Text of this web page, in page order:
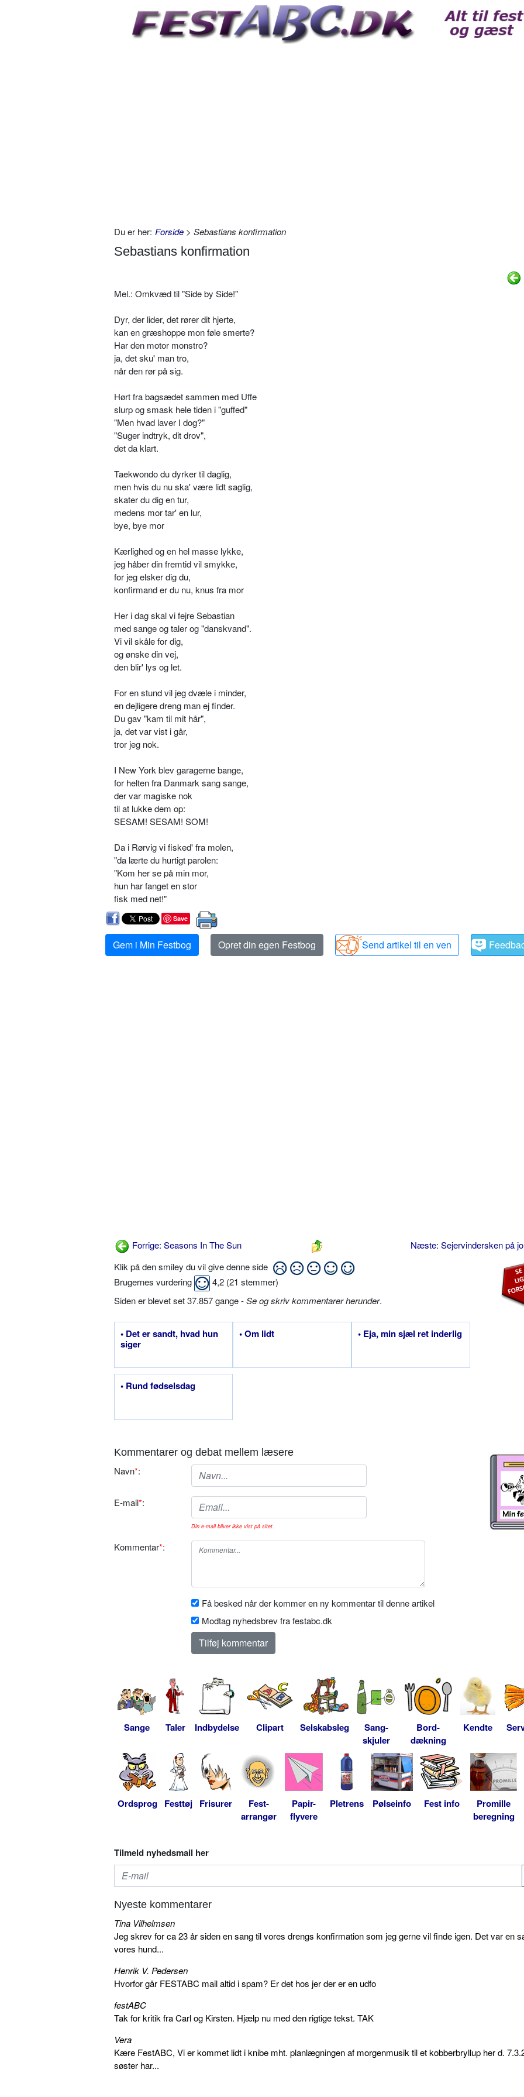
Du er her: Forside > Sebastians konfirmation
Sebastians konfirmation
Mel.: Omkvæd til "Side by Side!"
Dyr, der lider, det rører dit hjerte,
kan en græshoppe mon føle smerte?
Har den motor monstro?
ja, det sku' man tro,
når den rør på sig.
Hørt fra bagsædet sammen med Uffe
slurp og smask hele tiden i "guffed"
"Men hvad laver I dog?"
"Suger indtryk, dit drov",
det da klart.
Taekwondo du dyrker til daglig,
men hvis du nu ska' være lidt saglig,
skater du dig en tur,
medens mor tar' en lur,
bye, bye mor
Kærlighed og en hel masse lykke,
jeg håber din fremtid vil smykke,
for jeg elsker dig du,
konfirmand er du nu, knus fra mor
Her i dag skal vi fejre Sebastian
med sange og taler og "danskvand".
Vi vil skåle for dig,
og ønske din vej,
den blir' lys og let.
For en stund vil jeg dvæle i minder,
en dejligere dreng man ej finder.
Du gav "kam til mit hår",
ja, det var vist i går,
tror jeg nok.
I New York blev garagerne bange,
for helten fra Danmark sang sange,
der var magiske nok
til at lukke dem op:
SESAM! SESAM! SOM!
Da i Rørvig vi fisked' fra molen,
"da lærte du hurtigt parolen:
"Kom her se på min mor,
hun har fanget en stor
fisk med net!"
Save
Gem i Min Festbog Opret din egen Festbog Send artikel til en ven
Forrige: Seasons In The Sun
Næste: Sejervindersken på
Klik på den smiley du vil give denne side
Brugernes vurdering
4,2 (21 stemmer)
Siden er blevet set 37.857 gange -Se og skriv kommentarer herunder.
• Det er sandt, hvad hun
siger
• Om lidt • Eja, min sjæl ret inderlig
• Rund fødselsdag
Kommentarer og debat mellem læsere
Navn*:
E-mail*:
Din e-mail bliver ikke vist på sitet.
Kommentar*:
Få besked når der kommer en ny kommentar til denne artikel
Modtag nyhedsbrev fra festabc.dk
Sange Taler Indbydelse Clipart Selskabsleg
Sang-
skjuler
Bord-
dækning
Kendte
Ordsprog Festtøj Frisurer
Fest-
arrangør
Papir-
flyvere
Pletrens Pølseinfo Fest info
Promille
beregning
Tilmeld nyhedsmail her
Nyeste kommentarer
Tina Vilhelmsen
Jeg skrev for ca 23 år siden en sang til vores drengs konfirmation som jeg gerne vil finde igen. Det var en
vores hund...
Henrik V. Pedersen
Hvorfor går FESTABC mail altid i spam? Er det hos jer der er en udfo
festABC
Tak for kritik fra Carl og Kirsten. Hjælp nu med den rigtige tekst. TAK
Vera
Kære FestABC, Vi er kommet lidt i knibe mht. planlægningen af morgenmusik til et kobberbryllup her d.
søster har...